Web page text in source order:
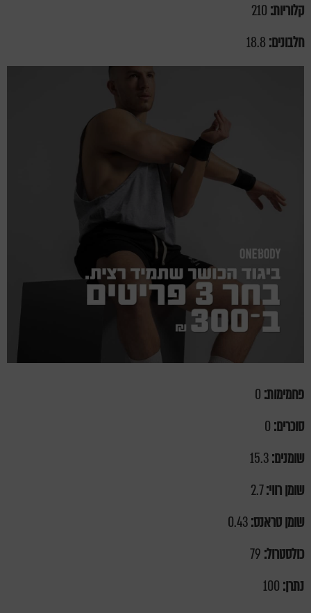
קלוריות: 210
חלבונים: 18.8
פחמימות: 0
סוכרים: 0
שומנים:15.3
שומן רווי:2.7
שומן טראנס:0.43
כולסטרול: 79
נתרן: 100